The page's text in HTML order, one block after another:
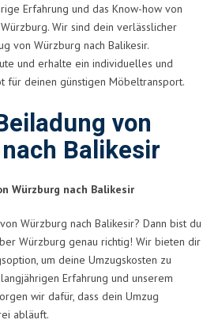
Erfahrung und das Know-how von
Wir sind dein verlässlicher
von Würzburg nach Balikesir.
und erhalte ein individuelles und
für deinen günstigen Möbeltransport.
von
Balikesir
Würzburg nach Balikesir
Würzburg nach Balikesir? Dann bist du
Würzburg genau richtig! Wir bieten dir
um deine Umzugskosten zu
Erfahrung und unserem
wir dafür, dass dein Umzug
abläuft.